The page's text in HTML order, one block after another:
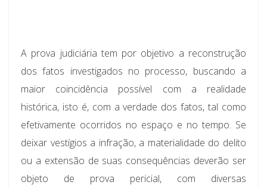
A prova judiciária tem por objetivo a reconstrução
dos fatos investigados no processo, buscando a
maior coincidência possível com a realidade
histórica, isto é, com a verdade dos fatos, tal como
efetivamente ocorridos no espaço e no tempo. Se
deixar vestígios a infração, a materialidade do delito
ou a extensão de suas consequências deverão ser
objeto de prova pericial, com diversas